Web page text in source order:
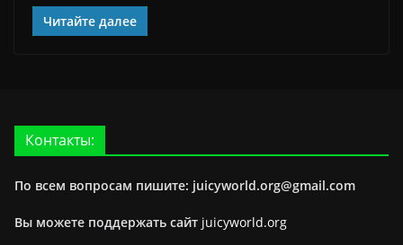
Читайте далее
Контакты:
По всем вопросам пишите: juicyworld.org@gmail.com
Вы можете поддержать сайт juicyworld.org